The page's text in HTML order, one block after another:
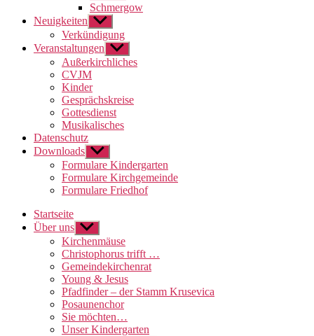
Schmergow
Neuigkeiten Untermenü
anzeigen
Verkündigung
Veranstaltungen Untermenü
anzeigen
Außerkirchliches
CVJM
Kinder
Gesprächskreise
Gottesdienst
Musikalisches
Datenschutz
Downloads Untermenü
anzeigen
Formulare Kindergarten
Formulare Kirchgemeinde
Formulare Friedhof
Startseite
Über uns Untermenü
anzeigen
Kirchenmäuse
Christophorus trifft …
Gemeindekirchenrat
Young & Jesus
Pfadfinder – der Stamm Krusevica
Posaunenchor
Sie möchten…
Unser Kindergarten